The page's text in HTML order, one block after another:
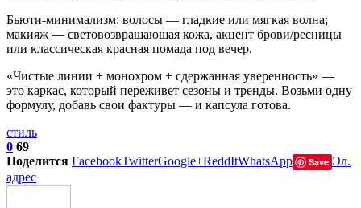
Бьюти-минимализм: волосы — гладкие или мягкая волна;
макияж — световозвращающая кожа, акцент брови/ресницы
или классическая красная помада под вечер.
«Чистые линии + монохром + сдержанная уверенность» —
это каркас, который переживет сезоны и тренды. Возьми одну
формулу, добавь свои фактуры — и капсула готова.
стиль
0 69
Поделится FacebookTwitterGoogle+ReddItWhatsApp Save Эл.
адрес